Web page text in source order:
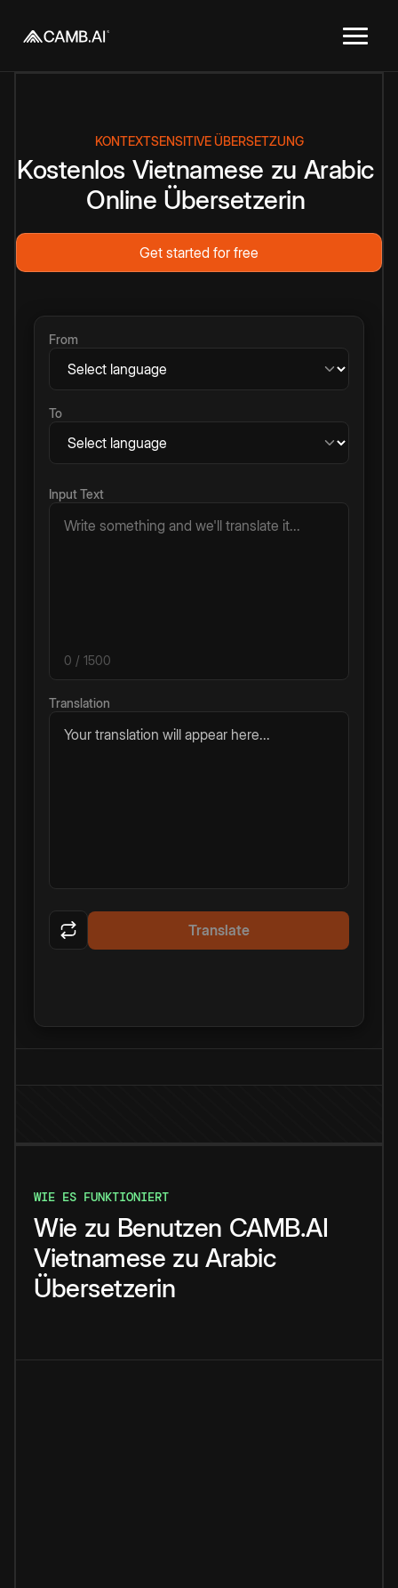
KONTEXTSENSITIVE ÜBERSETZUNG
Kostenlos Vietnamese zu Arabic
Online Übersetzerin
Get started for free
From
To
Input Text
0 / 1500
Translation
Your translation will appear here...
Translate
WIE ES FUNKTIONIERT
Wie zu Benutzen CAMB.AI
Vietnamese zu Arabic
Übersetzerin